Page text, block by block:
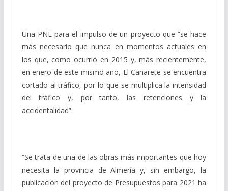
Una PNL para el impulso de un proyecto que “se hace
más necesario que nunca en momentos actuales en
los que, como ocurrió en 2015 y, más recientemente,
en enero de este mismo año, El Cañarete se encuentra
cortado al tráfico, por lo que se multiplica la intensidad
del tráfico y, por tanto, las retenciones y la
accidentalidad”.
“Se trata de una de las obras más importantes que hoy
necesita la provincia de Almería y, sin embargo, la
publicación del proyecto de Presupuestos para 2021 ha